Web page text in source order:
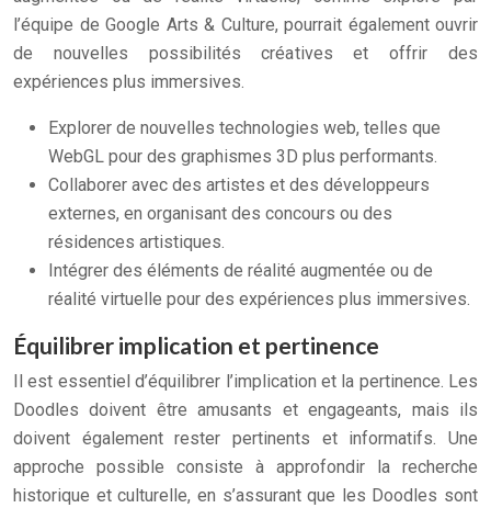
l’équipe de Google Arts & Culture, pourrait également ouvrir
de nouvelles possibilités créatives et offrir des
expériences plus immersives.
Explorer de nouvelles technologies web, telles que
WebGL pour des graphismes 3D plus performants.
Collaborer avec des artistes et des développeurs
externes, en organisant des concours ou des
résidences artistiques.
Intégrer des éléments de réalité augmentée ou de
réalité virtuelle pour des expériences plus immersives.
Équilibrer implication et pertinence
Il est essentiel d’équilibrer l’implication et la pertinence. Les
Doodles doivent être amusants et engageants, mais ils
doivent également rester pertinents et informatifs. Une
approche possible consiste à approfondir la recherche
historique et culturelle, en s’assurant que les Doodles sont